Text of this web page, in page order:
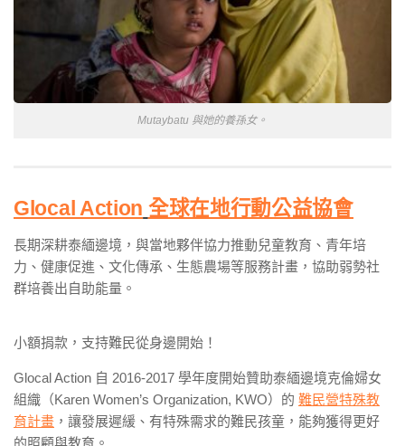
Mutaybatu 與她的養孫女。
Glocal Action 全球在地行動公益協會
長期深耕泰緬邊境，與當地夥伴協力推動兒童教育、青年培
力、健康促進、文化傳承、生態農場等服務計畫，協助弱勢社
群培養出自助能量。
小額捐款，支持難民從身邊開始！
Glocal Action 自 2016-2017 學年度開始贊助泰緬邊境克倫婦女
組織（Karen Women’s Organization, KWO）的 難民營特殊教
育計畫 ，讓發展遲緩、有特殊需求的難民孩童，能夠獲得更好
的照顧與教育。